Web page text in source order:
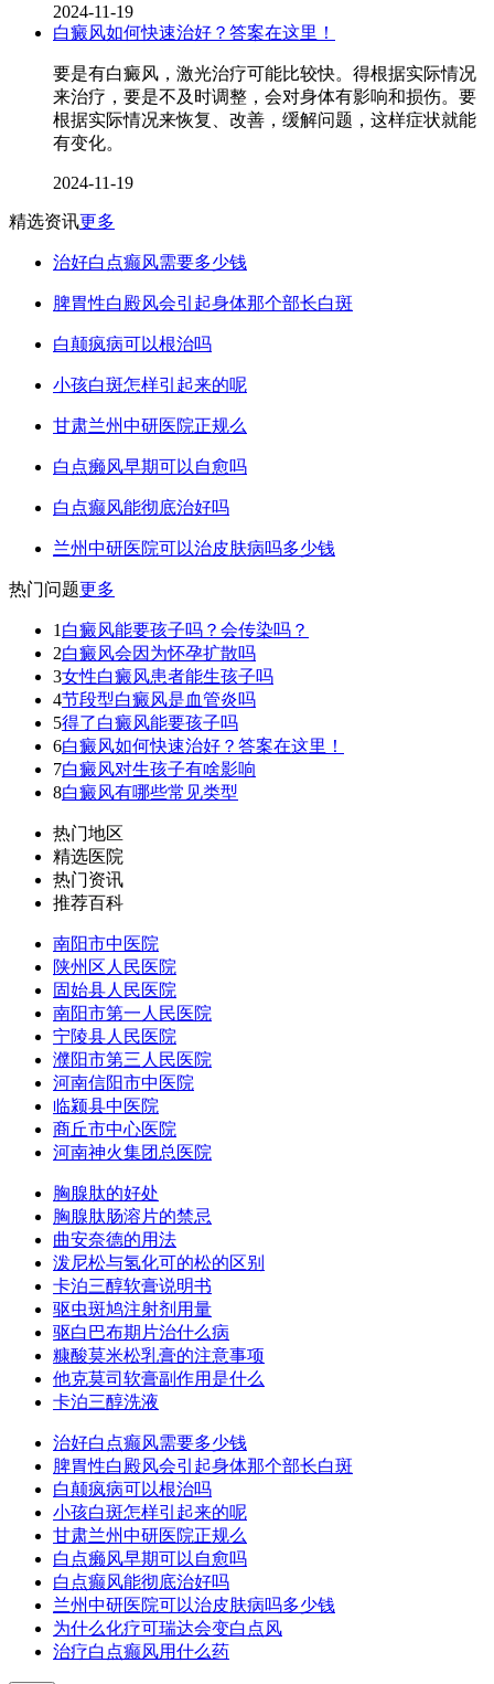
2024-11-19
白癜风如何快速治好？答案在这里！
要是有白癜风，激光治疗可能比较快。得根据实际情况
来治疗，要是不及时调整，会对身体有影响和损伤。要
根据实际情况来恢复、改善，缓解问题，这样症状就能
有变化。
2024-11-19
精选资讯更多
治好白点癫风需要多少钱
脾胃性白殿风会引起身体那个部长白斑
白颠疯病可以根治吗
小孩白斑怎样引起来的呢
甘肃兰州中研医院正规么
白点癞风早期可以自愈吗
白点癫风能彻底治好吗
兰州中研医院可以治皮肤病吗多少钱
热门问题更多
1 白癜风能要孩子吗？会传染吗？
2白癜风会因为怀孕扩散吗
3女性白癜风患者能生孩子吗
4节段型白癜风是血管炎吗
5得了白癜风能要孩子吗
6白癜风如何快速治好？答案在这里！
7白癜风对生孩子有啥影响
8白癜风有哪些常见类型
热门地区
精选医院
热门资讯
推荐百科
南阳市中医院
陕州区人民医院
固始县人民医院
南阳市第一人民医院
宁陵县人民医院
濮阳市第三人民医院
河南信阳市中医院
临颍县中医院
商丘市中心医院
河南神火集团总医院
胸腺肽的好处
胸腺肽肠溶片的禁忌
曲安奈德的用法
泼尼松与氢化可的松的区别
卡泊三醇软膏说明书
驱虫斑鸠注射剂用量
驱白巴布期片治什么病
糠酸莫米松乳膏的注意事项
他克莫司软膏副作用是什么
卡泊三醇洗液
治好白点癫风需要多少钱
脾胃性白殿风会引起身体那个部长白斑
白颠疯病可以根治吗
小孩白斑怎样引起来的呢
甘肃兰州中研医院正规么
白点癞风早期可以自愈吗
白点癫风能彻底治好吗
兰州中研医院可以治皮肤病吗多少钱
为什么化疗可瑞达会变白点风
治疗白点癫风用什么药